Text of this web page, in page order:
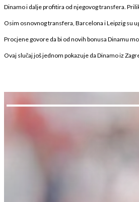
Dinamo i dalje profitira od njegovog transfera.
Osim osnovnog transfera, Barcelona i Leipzig su
Procjene govore da bi od novih bonusa Dinamu
Ovaj slučaj još jednom pokazuje da Dinamo iz